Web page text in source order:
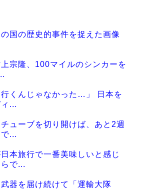
相互RSS
国の歴史的事件を捉えた画像
宗隆、100マイルのシンカーを
くんじゃなかった…」 日本を
...
ューブを切り開けば、あと2週
...
本旅行で一番美味しいと感じ
で...
器を届け続けて「運輸大隊